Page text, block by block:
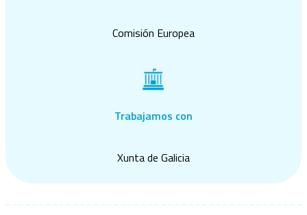
Comisión Europea
Trabajamos con
Xunta de Galicia